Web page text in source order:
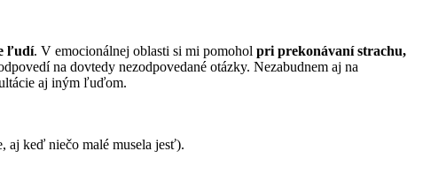
ľudí. V emocionálnej oblasti si mi pomohol pri prekonávaní strachu,
na dovtedy nezodpovedané otázky. Nezabudnem aj na
aj iným ľuďom.
aj keď niečo malé musela jesť).